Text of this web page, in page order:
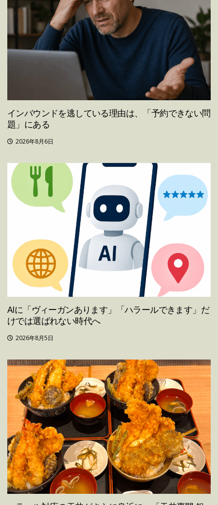
インバウンドを逃している理由は、「予約できない問
題」にある
2026年8月6日
AIに「ヴィーガンあります」「ハラールできます」だ
けでは選ばれない時代へ
2026年8月5日